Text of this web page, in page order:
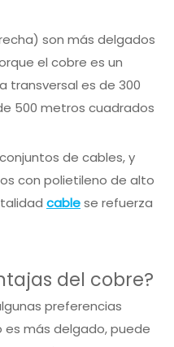
son más delgados
el cobre es un
transversal es de 300
500 metros cuadrados
de cables, y
con polietileno de alto
cablese refuerza
del cobre?
preferencias
es más delgado, puede